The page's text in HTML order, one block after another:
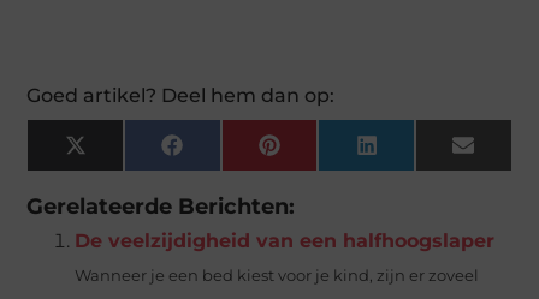
Goed artikel? Deel hem dan op:
X
(Twitter)
Facebook Pinterest LinkedIn Email
Gerelateerde Berichten:
De veelzijdigheid van een halfhoogslaper
Wanneer je een bed kiest voor je kind, zijn er zoveel